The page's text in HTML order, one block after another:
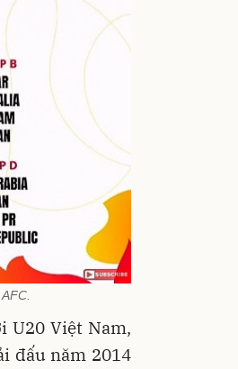
U20 Việt Nam,
đấu năm 2014